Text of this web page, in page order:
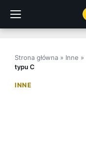
treści
Strona główna » Inne »
typu C
INNE